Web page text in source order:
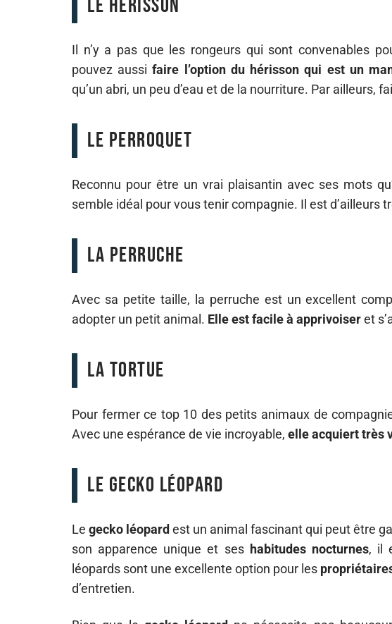
Le hérisson
Il n’y a pas que les rongeurs qui sont convenables
pouvez aussifaire l’option du hérisson qui est un
qu’un abri, un peu d’eau et de la nourriture. Par ailleurs,
Le perroquet
Reconnu pour être un vrai plaisantin avec ses mots
semble idéal pour vous tenir compagnie. Il est d’ailleurs
La perruche
Avec sa petite taille, la perruche est un excellent
adopter un petit animal. Elle est facile à apprivoiseret
La tortue
Pour fermer ce top 10 des petits animaux de
Avec une espérance de vie incroyable, elle acquiert très
Le gecko léopard
Le gecko léopardest un animal fascinant qui peut être
son apparence unique et ses habitudes nocturnes, il
léopards sont une excellente option pour les
d’entretien.